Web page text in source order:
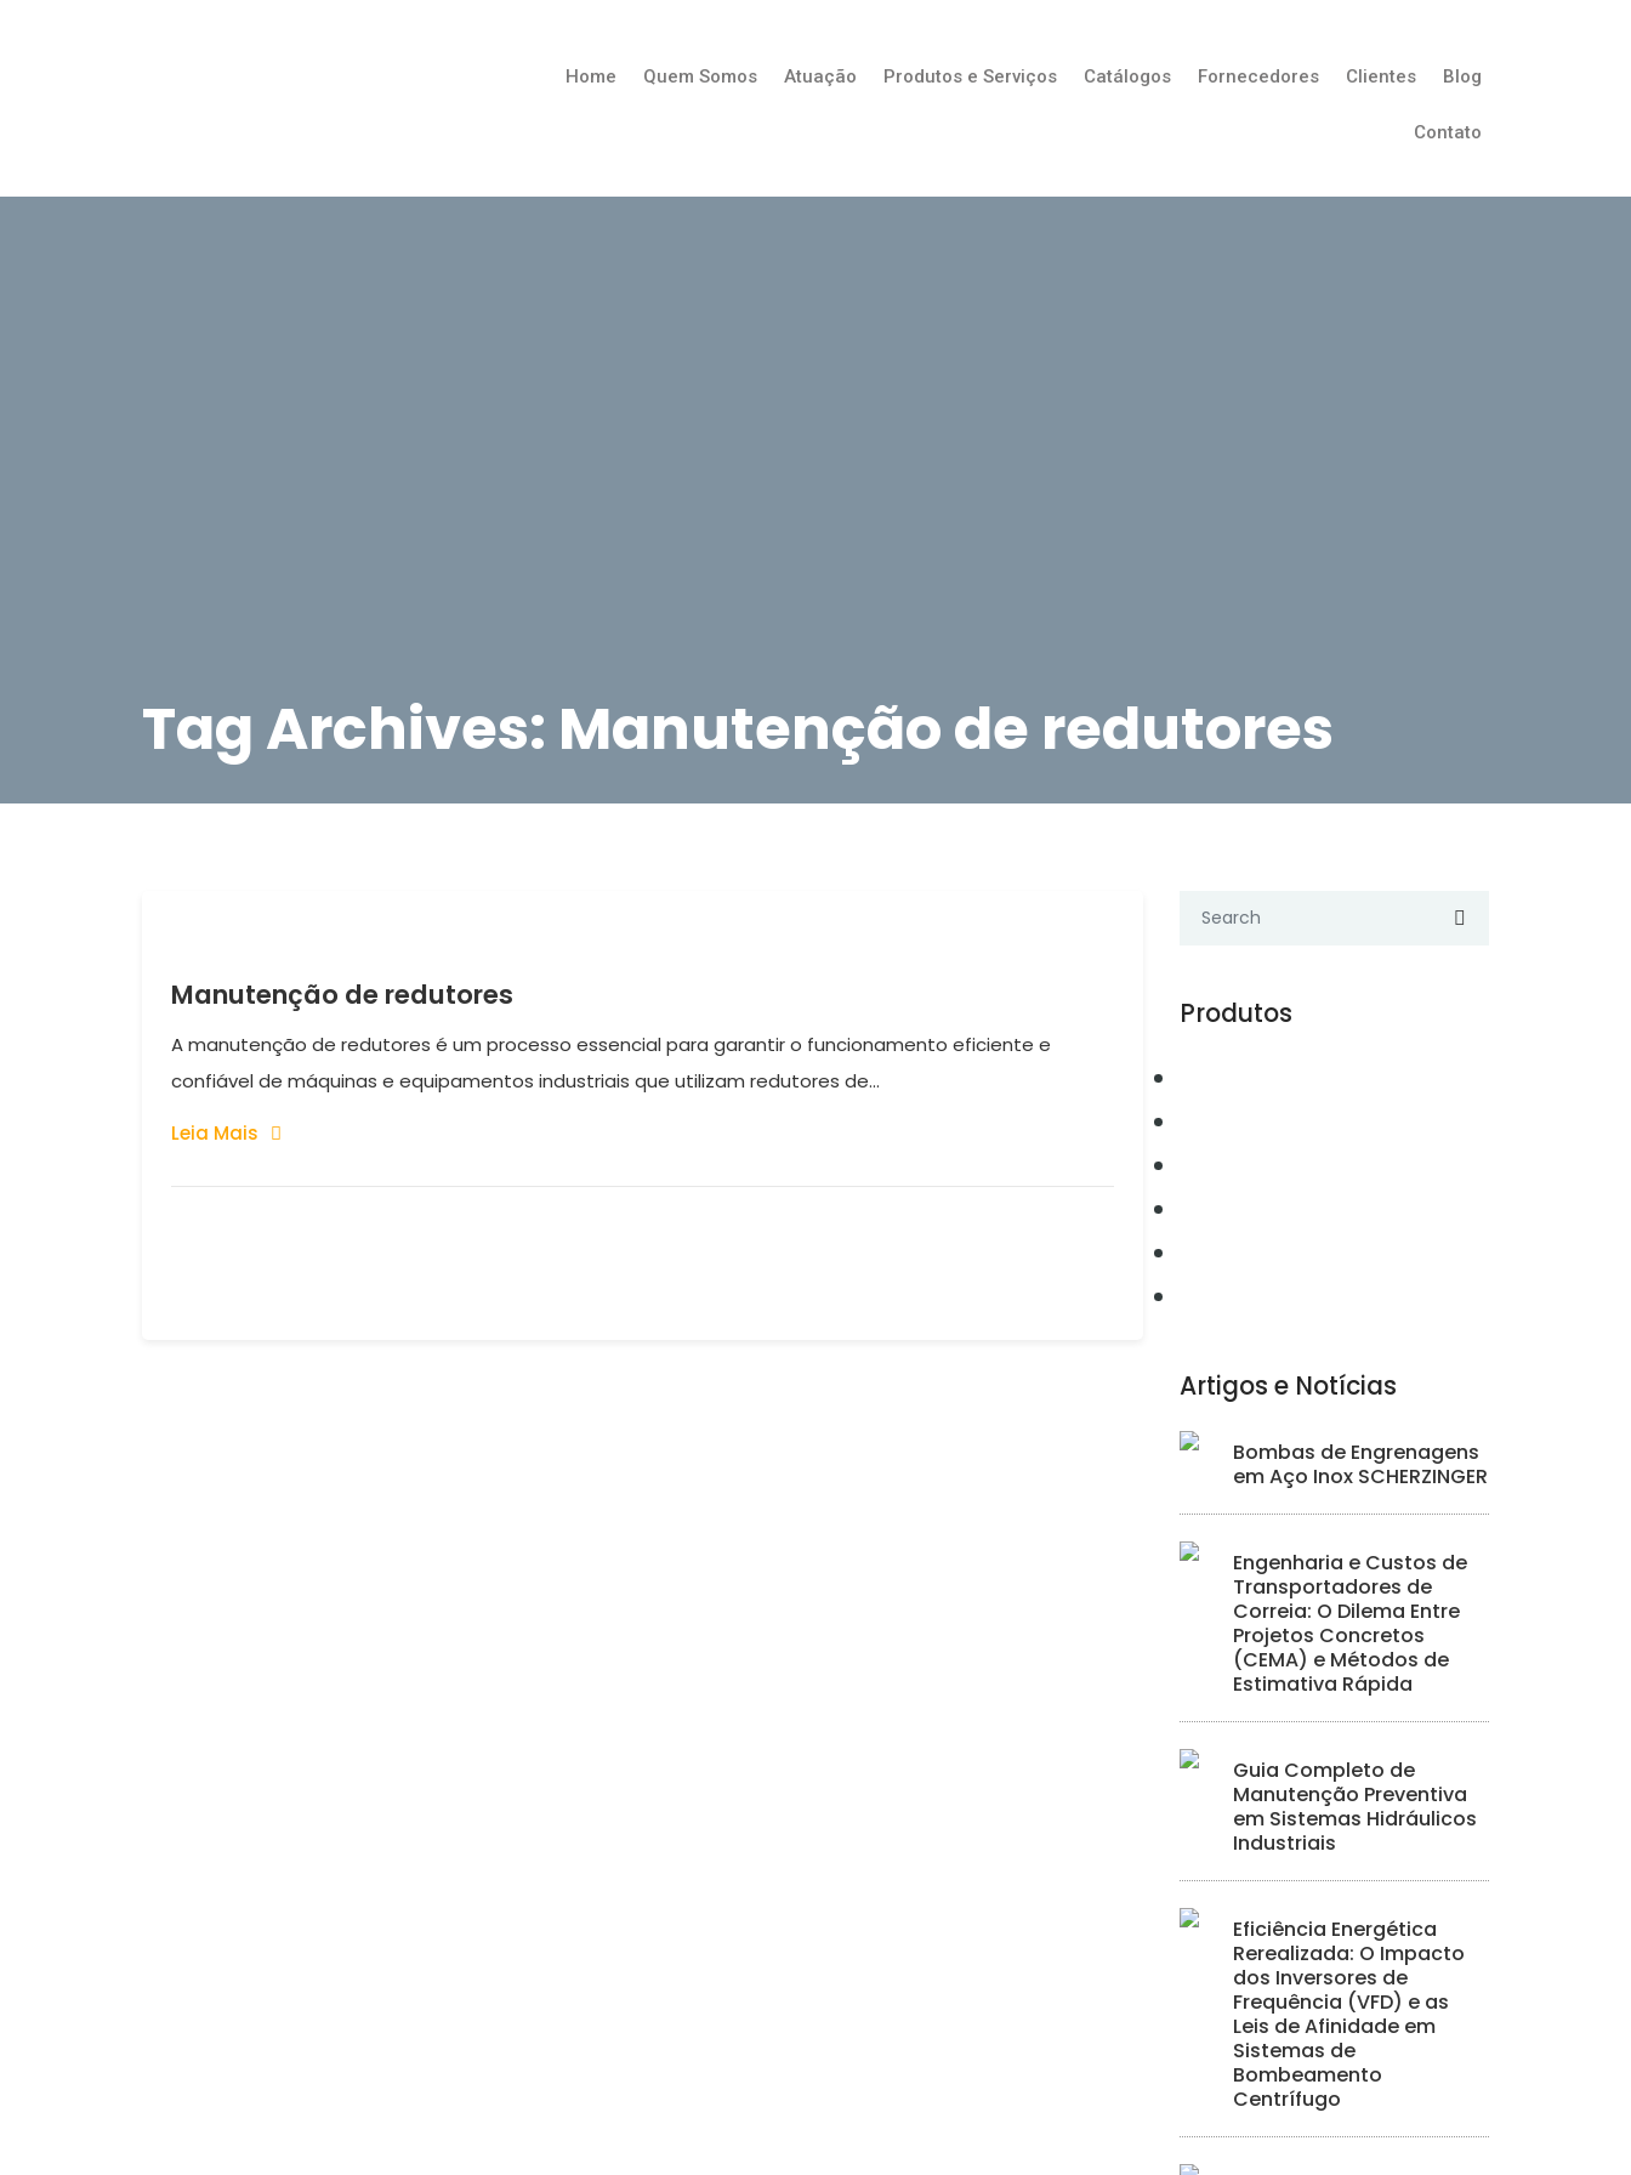
Home Quem Somos Atuação Produtos e Serviços Catálogos Fornecedores Clientes Blog
Contato
Tag Archives: Manutenção de redutores
Manutenção de redutores
A manutenção de redutores é um processo essencial para garantir o funcionamento eficiente e
confiável de máquinas e equipamentos industriais que utilizam redutores de...
Leia Mais
Produtos
Artigos e Notícias
Bombas de Engrenagens
em Aço Inox SCHERZINGER
Engenharia e Custos de
Transportadores de
Correia: O Dilema Entre
Projetos Concretos
(CEMA) e Métodos de
Estimativa Rápida
Guia Completo de
Manutenção Preventiva
em Sistemas Hidráulicos
Industriais
Eficiência Energética
Rerealizada: O Impacto
dos Inversores de
Frequência (VFD) e as
Leis de Afinidade em
Sistemas de
Bombeamento
Centrífugo